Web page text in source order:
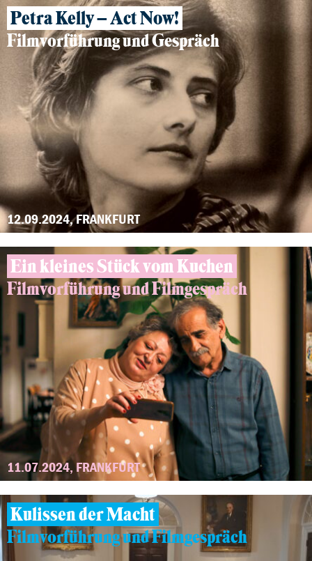
Petra Kelly – Act Now!
Filmvorführung und Gespräch
12.09.2024, FRANKFURT
Ein kleines Stück vom Kuchen
Filmvorführung und Filmgespräch
11.07.2024, FRANKFURT
Kulissen der Macht
Filmvorführung und Filmgespräch